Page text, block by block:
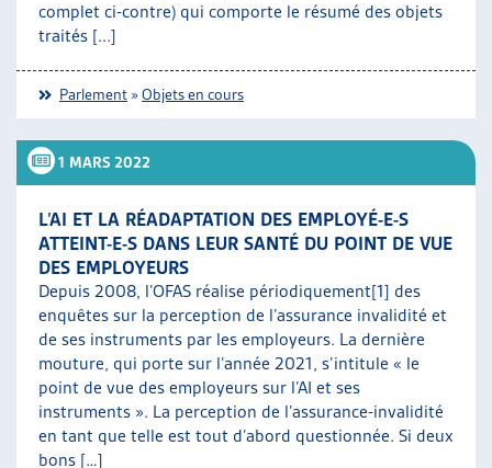
complet ci-contre) qui comporte le résumé des objets
traités [...]
Parlement »Objets en cours
1 MARS 2022
L’AI ET LA RÉADAPTATION DES EMPLOYÉ-E-S
ATTEINT-E-S DANS LEUR SANTÉ DU POINT DE VUE
DES EMPLOYEURS
Depuis 2008, l’OFAS réalise périodiquement[1] des
enquêtes sur la perception de l’assurance invalidité et
de ses instruments par les employeurs. La dernière
mouture, qui porte sur l’année 2021, s’intitule « le
point de vue des employeurs sur l’AI et ses
instruments ». La perception de l’assurance-invalidité
en tant que telle est tout d’abord questionnée. Si deux
bons […]